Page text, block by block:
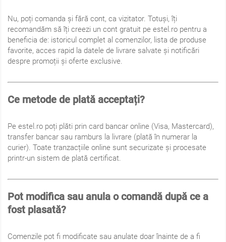
Nu, poți comanda și fără cont, ca vizitator. Totuși, îți
recomandăm să îți creezi un cont gratuit pe estel.ro pentru a
beneficia de: istoricul complet al comenzilor, lista de produse
favorite, acces rapid la datele de livrare salvate și notificări
despre promoții și oferte exclusive.
Ce metode de plată acceptați?
Pe estel.ro poți plăti prin card bancar online (Visa, Mastercard),
transfer bancar sau ramburs la livrare (plată în numerar la
curier). Toate tranzacțiile online sunt securizate și procesate
printr-un sistem de plată certificat.
Pot modifica sau anula o comandă după ce a
fost plasată?
Comenzile pot fi modificate sau anulate doar înainte de a fi